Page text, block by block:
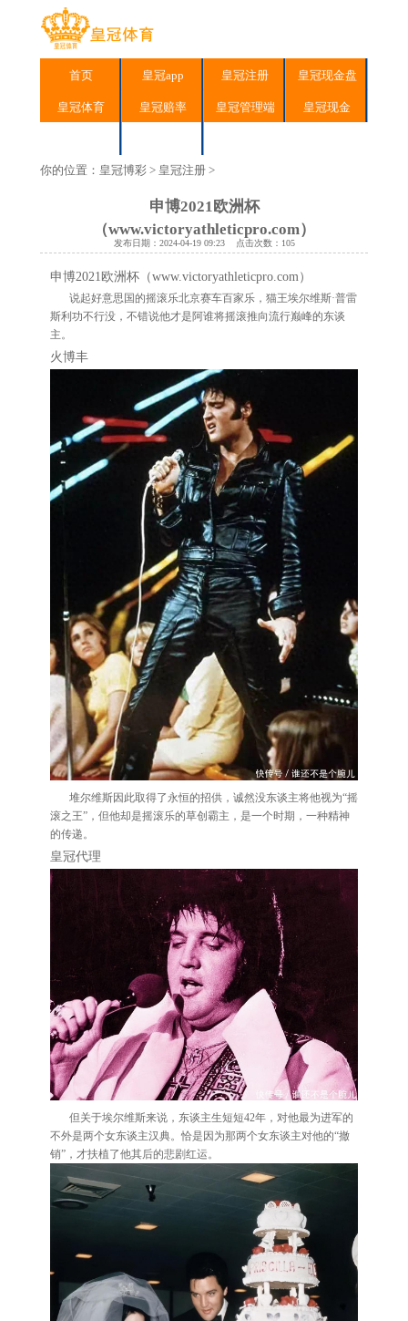
首页 皇冠app 皇冠注册 皇冠现金盘
皇冠体育 皇冠赔率 皇冠管理端 皇冠现金
你的位置： 皇冠博彩 > 皇冠注册 >
申博2021欧洲杯
（www.victoryathleticpro.com）
发布日期：2024-04-19 09:23 点击次数：105
申博2021欧洲杯（www.victoryathleticpro.com）
说起好意思国的摇滚乐北京赛车百家乐，猫王埃尔维斯·普雷
斯利功不行没，不错说他才是阿谁将摇滚推向流行巅峰的东谈
主。
火博丰
堆尔维斯因此取得了永恒的招供，诚然没东谈主将他视为“摇
滚之王”，但他却是摇滚乐的草创霸主，是一个时期，一种精神
的传递。
皇冠代理
但关于埃尔维斯来说，东谈主生短短42年，对他最为进军的
不外是两个女东谈主汉典。恰是因为那两个女东谈主对他的“撤
销”，才扶植了他其后的悲剧红运。